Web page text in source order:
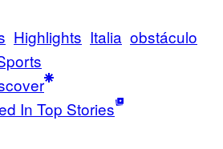
Highlights Italia obstáculo
In Top Stories